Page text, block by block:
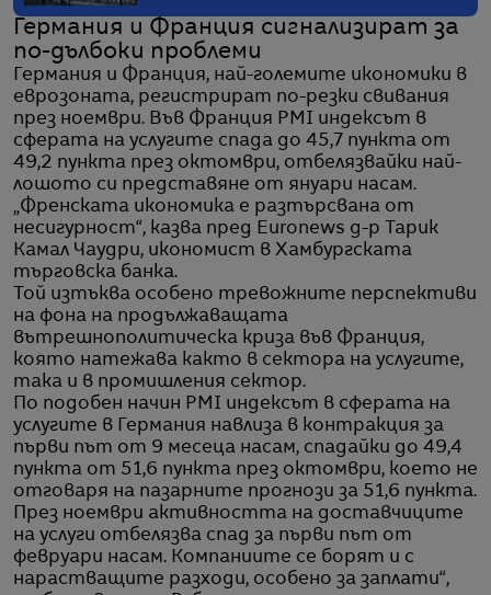
Германия и Франция сигнализират за
по-дълбоки проблеми
Германия и Франция, най-големите икономики в
еврозоната, регистрират по-резки свивания
през ноември. Във Франция PMI индексът в
сферата на услугите спада до 45,7 пункта от
49,2 пункта през октомври, отбелязвайки най-
лошото си представяне от януари насам.
„Френската икономика е разтърсвана от
несигурност“, казва пред Еuronews д-р Тарик
Камал Чаудри, икономист в Хамбургската
търговска банка.
Той изтъква особено тревожните перспективи
на фона на продължаващата
вътрешнополитическа криза във Франция,
която натежава както в сектора на услугите,
така и в промишления сектор.
По подобен начин PMI индексът в сферата на
услугите в Германия навлиза в контракция за
първи път от 9 месеца насам, спадайки до 49,4
пункта от 51,6 пункта през октомври, което не
отговаря на пазарните прогнози за 51,6 пункта.
През ноември активността на доставчиците
на услуги отбелязва спад за първи път от
февруари насам. Компаниите се борят и с
нарастващите разходи, особено за заплати“,